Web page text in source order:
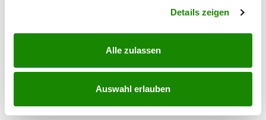
Details zeigen
Alle zulassen
Auswahl erlauben